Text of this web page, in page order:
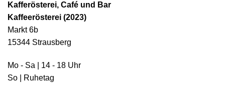
Kafferösterei, Café und Bar
Kaffeerösterei (2023)
Markt 6b
15344 Strausberg
Mo - Sa | 14 - 18 Uhr
So | Ruhetag